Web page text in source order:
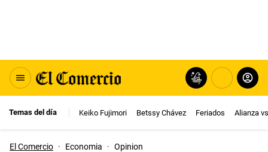
Temas del día Keiko Fujimori Betssy Chávez Feriados Alianza
El Comercio · Economia · Opinion